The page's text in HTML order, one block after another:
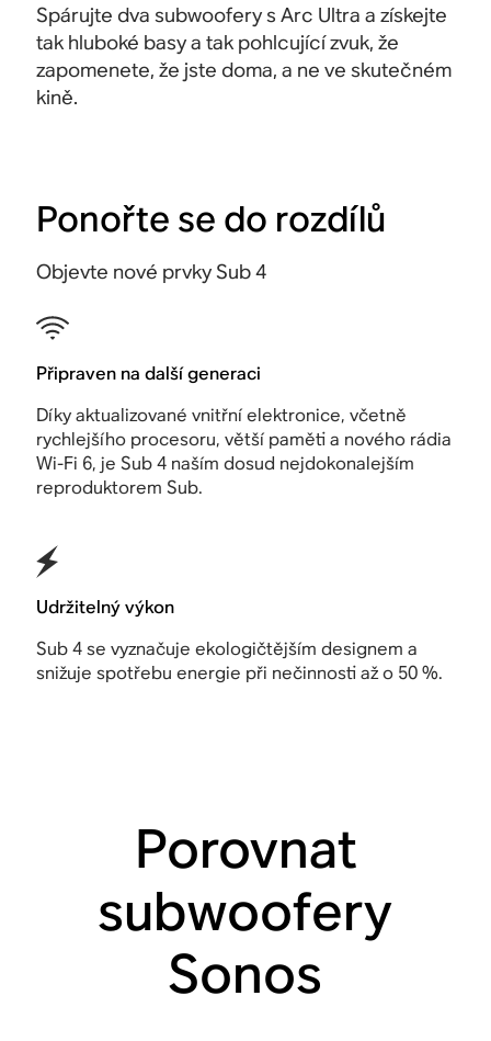
Spárujte dva subwoofery s Arc Ultra a získejte
tak hluboké basy a tak pohlcující zvuk, že
zapomenete, že jste doma, a ne ve skutečném
kině.
Ponořte se do rozdílů
Objevte nové prvky Sub 4
Připraven na další generaci
Díky aktualizované vnitřní elektronice, včetně
rychlejšího procesoru, větší paměti a nového rádia
Wi-Fi 6, je Sub 4 naším dosud nejdokonalejším
reproduktorem Sub.
Udržitelný výkon
Sub 4 se vyznačuje ekologičtějším designem a
snižuje spotřebu energie při nečinnosti až o 50 %.
Porovnat
subwoofery
Sonos